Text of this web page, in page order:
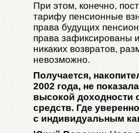
При этом, конечно,
тарифу пенсионные
права будущих
права зафиксированы
никаких возвратов,
невозможно.
Получается,
2002 года, не
высокой доходности
средств. Где
с индивидуальным